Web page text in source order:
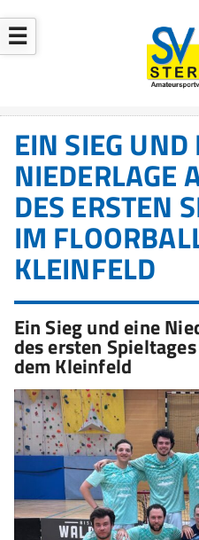
☰
EIN SIEG UND
NIEDERLAGE
DES ERSTEN
IM
KLEINFELD
Ein Sieg und eine
des ersten
dem Kleinfeld